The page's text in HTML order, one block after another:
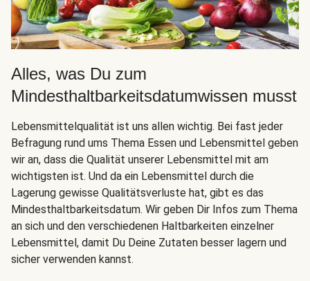
Alles, was Du zum
Mindesthaltbarkeitsdatumwissen musst
Lebensmittelqualität ist uns allen wichtig. Bei fast jeder
Befragung rund ums Thema Essen und Lebensmittel geben
wir an, dass die Qualität unserer Lebensmittel mit am
wichtigsten ist. Und da ein Lebensmittel durch die
Lagerung gewisse Qualitätsverluste hat, gibt es das
Mindesthaltbarkeitsdatum. Wir geben Dir Infos zum Thema
an sich und den verschiedenen Haltbarkeiten einzelner
Lebensmittel, damit Du Deine Zutaten besser lagern und
sicher verwenden kannst.